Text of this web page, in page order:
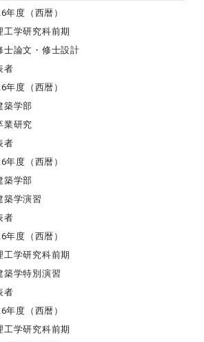
年度（西暦）
工学研究科前期
士論文・修士設計
者
年度（西暦）
築学部
業研究
者
年度（西暦）
築学部
築学演習
者
年度（西暦）
工学研究科前期
築学特別演習
者
年度（西暦）
工学研究科前期